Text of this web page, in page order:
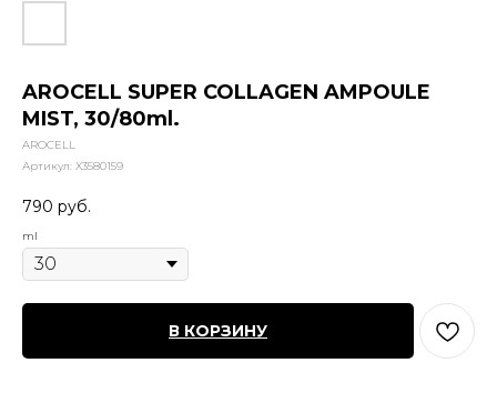
AROCELL SUPER COLLAGEN AMPOULE
MIST, 30/80ml.
AROCELL
Артикул: X3580159
790 руб.
ml
В КОРЗИНУ